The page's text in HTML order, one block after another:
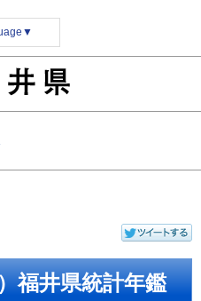
▼
福井県統計年鑑